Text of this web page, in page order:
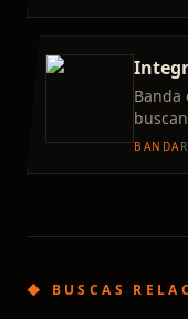
Banda
fechar
BANDA
◆ BUSCAS